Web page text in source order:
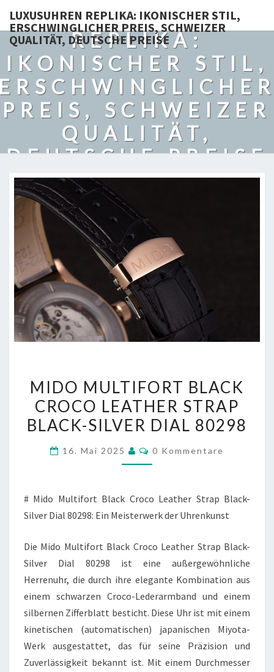
LUXUSUHREN REPLIKA: IKONISCHER STIL,
ERSCHWINGLICHER PREIS, SCHWEIZER
QUALITÄT, DEUTSCHE PREISE
LUXUSUHREN
REPLIKA:
IKONISCHER STIL,
PREIS, SCHWEIZER
QUALITÄT,
DEUTSCHE PREISE
MULTIFORT
BLACK
CROCO
STRAP
DIAL
80298
MIDO MULTIFORT BLACK
CROCO LEATHER STRAP
BLACK-SILVER DIAL 80298
16. Mai 2025 Kommentare
0 Kommentare
# Mido Multifort Black Croco Leather Strap Black-
Silver Dial 80298: Ein Meisterwerk der Uhrenkunst
Die Mido Multifort Black Croco Leather Strap Black-
Silver Dial 80298 ist eine außergewöhnliche
Herrenuhr, die durch ihre elegante Kombination aus
einem schwarzen Croco-Lederarmband und einem
silbernen Zifferblatt besticht. Diese Uhr ist mit einem
kinetischen (automatischen) japanischen Miyota-
Werk ausgestattet, das für seine Präzision und
Zuverlässigkeit bekannt ist. Mit einem Durchmesser